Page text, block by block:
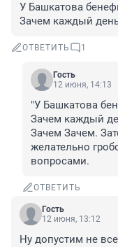
У Башкатова
Зачем каждый
ОТВЕТИТЬ 1
Гость
12 июня, 14:13
"У Башкатова
Зачем каждый
Зачем Зачем.
желательно
вопросами.
ОТВЕТИТЬ
Гость
12 июня, 13:12
Ну допустим не